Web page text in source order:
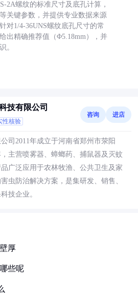
2A螺纹的标准尺寸及底孔计算，
关键参数，并提供专业数据来源
对1/4-36UNS螺纹底孔尺寸的常
出精确推荐值（Φ5.18mm），并
。
技有限公司
性核验
咨询 进店
司2011年成立于河南省郑州市荥阳
主营喷雾器、蟑螂药、捕鼠器及灭蚊
广泛应用于农林牧渔、公共卫生及家
虫防治解决方案，是集研发、销售、
技企业。
厚
些呢